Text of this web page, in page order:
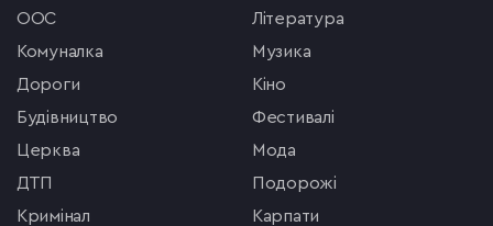
ООС
комуналка
Дороги
будівництво
церква
ДТП
кримінал
література
музика
кіно
фестивалі
мода
подорожі
Карпати